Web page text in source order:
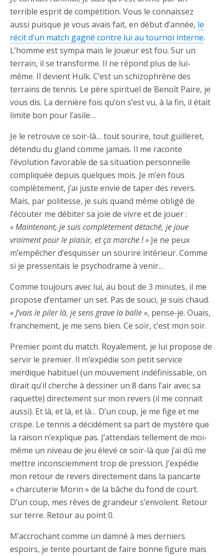
terrible esprit de compétition. Vous le connaissez
aussi puisque je vous avais fait, en début d’année, le
récit d’un match gagné contre lui au tournoi interne.
L’homme est sympa mais le joueur est fou. Sur un
terrain, il se transforme. Il ne répond plus de lui-
même. Il devient Hulk. C’est un schizophrène des
terrains de tennis. Le père spirituel de Benoît Paire, je
vous dis. La dernière fois qu’on s’est vu, à la fin, il était
limite bon pour l’asile…
Je le retrouve ce soir-là… tout sourire, tout guilleret,
détendu du gland comme jamais. Il me raconte
l’évolution favorable de sa situation personnelle
compliquée depuis quelques mois. Je m’en fous
complètement, j’ai juste envie de taper des revers.
Mais, par politesse, je suis quand même obligé de
l’écouter me débiter sa joie de vivre et de jouer :
« Maintenant, je suis complètement détaché, je joue
vraiment pour le plaisir, et ça marche ! » Je ne peux
m’empêcher d’esquisser un sourire intérieur. Comme
si je pressentais le psychodrame à venir…
Comme toujours avec lui, au bout de 3 minutes, il me
propose d’entamer un set. Pas de souci, je suis chaud.
« J’vais le piler là, je sens grave la balle », pense-je. Ouais,
franchement, je me sens bien. Ce soir, c’est mon soir.
Premier point du match. Royalement, je lui propose de
servir le premier. Il m’expédie son petit service
merdique habituel (un mouvement indéfinissable, on
dirait qu’il cherche à dessiner un 8 dans l’air avec sa
raquette) directement sur mon revers (il me connait
aussi). Et là, et là, et là… D’un coup, je me fige et me
crispe. Le tennis a décidément sa part de mystère que
la raison n’explique pas. J’attendais tellement de moi-
même un niveau de jeu élevé ce soir-là que j’ai dû me
mettre inconsciemment trop de pression. J’expédie
mon retour de revers directement dans la pancarte
« charcuterie Morin » de la bâche du fond de court.
D’un coup, mes rêves de grandeur s’envolent. Retour
sur terre. Retour au point 0.
M’accrochant comme un damné à mes derniers
espoirs, je tente pourtant de faire bonne figure mais